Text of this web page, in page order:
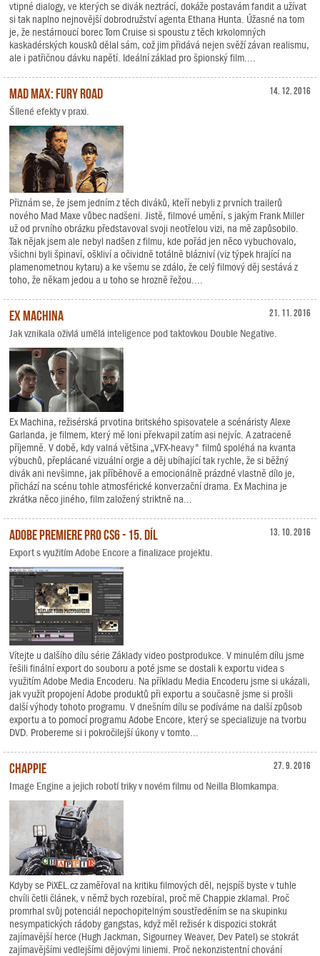
vtipné dialogy, ve kterých se divák neztrácí, dokáže postavám fandit a užívat
si tak naplno nejnovější dobrodružství agenta Ethana Hunta. Úžasné na tom
je, že nestárnoucí borec Tom Cruise si spoustu z těch krkolomných
kaskadérských kousků dělal sám, což jim přidává nejen svěží závan realismu,
ale i patřičnou dávku napětí. Ideální základ pro špionský film....
14. 12. 2016
Mad Max: Fury Road
Šílené efekty v praxi.
Přiznám se, že jsem jedním z těch diváků, kteří nebyli z prvních trailerů
nového Mad Maxe vůbec nadšeni. Jistě, filmové umění, s jakým Frank Miller
už od prvního obrázku představoval svoji neotřelou vizi, na mě zapůsobilo.
Tak nějak jsem ale nebyl nadšen z filmu, kde pořád jen něco vybuchovalo,
všichni byli špinaví, oškliví a očividně totálně blázniví (viz týpek hrající na
plamenometnou kytaru) a ke všemu se zdálo, že celý filmový děj sestává z
toho, že někam jedou a u toho se hrozně řežou....
21. 11. 2016
Ex Machina
Jak vznikala oživlá umělá inteligence pod taktovkou Double Negative.
Ex Machina, režisérská prvotina britského spisovatele a scénáristy Alexe
Garlanda, je filmem, který mě loni překvapil zatím asi nejvíc. A zatraceně
příjemně. V době, kdy valná většina „VFX-heavy" filmů spoléhá na kvanta
výbuchů, přeplácané vizuální orgie a děj ubíhající tak rychle, že si běžný
divák ani nevšimne, jak příběhově a emocionálně prázdné vlastně dílo je,
přichází na scénu tohle atmosférické konverzační drama. Ex Machina je
zkrátka něco jiného, film založený striktně na...
13. 10. 2016
Adobe Premiere Pro CS6 - 15. díl
Export s využitím Adobe Encore a finalizace projektu.
Vítejte u dalšího dílu série Základy video postprodukce. V minulém dílu jsme
řešili finální export do souboru a poté jsme se dostali k exportu videa s
využitím Adobe Media Encoderu. Na příkladu Media Encoderu jsme si ukázali,
jak využít propojení Adobe produktů při exportu a současně jsme si prošli
další výhody tohoto programu. V dnešním dílu se podíváme na další způsob
exportu a to pomocí programu Adobe Encore, který se specializuje na tvorbu
DVD. Probereme si i pokročilejší úkony v tomto...
27. 9. 2016
Chappie
Image Engine a jejich robotí triky v novém filmu od Neilla Blomkampa.
Kdyby se PiXEL.cz zaměřoval na kritiku filmových děl, nejspíš byste v tuhle
chvíli četli článek, v němž bych rozebíral, proč mě Chappie zklamal. Proč
promrhal svůj potenciál nepochopitelným soustředěním se na skupinku
nesympatických rádoby gangstas, když měl režisér k dispozici stokrát
zajímavější herce (Hugh Jackman, Sigourney Weaver, Dev Patel) se stokrát
zajímavějšími vedlejšími dějovými liniemi. Proč nekonzistentní chování